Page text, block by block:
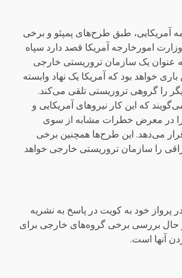
آمریکایی، طبق طرح‌های پمپئو و برخی
امورخارجه آمریکا قصد دارد سپاه
به عنوان یک سازمان تروریستی خارجی
باری خواهد بود که آمریکا یک نهاد وابسته
را گروهی تروریستی تلقی می‌کند.
که این کار نیروهای آمریکایی و
را در معرض خطرات مشابه از سوی
می‌دهد. این طرح‌ها همچنین برخی
را سازمان تروریستی خارجی خواهد
پرواز خود به کویت در پاسخ به نشریه
حال بررسی برخی گروه‌های خارجی برای
آنها است.